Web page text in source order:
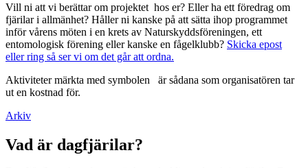
Vill ni att vi berättar om projektet hos er? Eller ha ett föredrag om
fjärilar i allmänhet? Håller ni kanske på att sätta ihop programmet
inför vårens möten i en krets av Naturskyddsföreningen, ett
entomologisk förening eller kanske en fågelklubb? Skicka epost
eller ring så ser vi om det går att ordna.
Aktiviteter märkta med symbolen
är sådana som organisatören tar
ut en kostnad för.
Arkiv
Vad är dagfjärilar?